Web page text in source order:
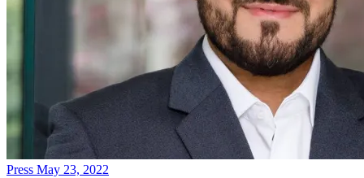
Press May 23, 2022